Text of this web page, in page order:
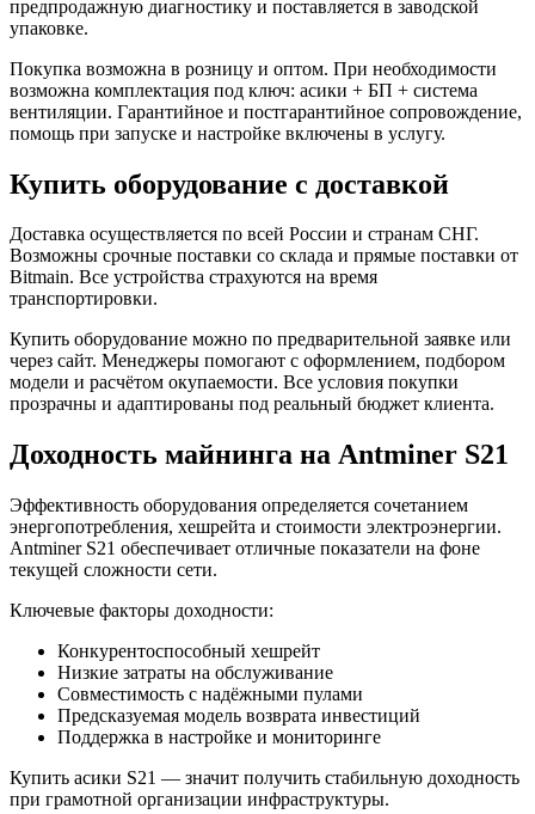
предпродажную диагностику и поставляется в заводской
упаковке.
Покупка возможна в розницу и оптом. При необходимости
возможна комплектация под ключ: асики + БП + система
вентиляции. Гарантийное и постгарантийное сопровождение,
помощь при запуске и настройке включены в услугу.
Купить оборудование с доставкой
Доставка осуществляется по всей России и странам СНГ.
Возможны срочные поставки со склада и прямые поставки от
Bitmain. Все устройства страхуются на время
транспортировки.
Купить оборудование можно по предварительной заявке или
через сайт. Менеджеры помогают с оформлением, подбором
модели и расчётом окупаемости. Все условия покупки
прозрачны и адаптированы под реальный бюджет клиента.
Доходность майнинга на Antminer S21
Эффективность оборудования определяется сочетанием
энергопотребления, хешрейта и стоимости электроэнергии.
Antminer S21 обеспечивает отличные показатели на фоне
текущей сложности сети.
Ключевые факторы доходности:
Конкурентоспособный хешрейт
Низкие затраты на обслуживание
Совместимость с надёжными пулами
Предсказуемая модель возврата инвестиций
Поддержка в настройке и мониторинге
Купить асики S21 — значит получить стабильную доходность
при грамотной организации инфраструктуры.